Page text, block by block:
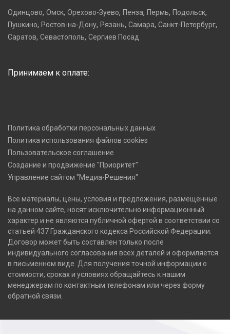
Одинцово, Омск, Орехово-Зуево, Пенза, Пермь, Подольск,
Пушкино, Ростов-на-Дону, Рязань, Самара, Санкт-Петербург,
Саратов, Севастополь, Сергиев Посад
Принимаем к оплате:
Политика обработки персональных данных
Политика использования файлов cookies
Пользовательское соглашение
Создание и продвижение "Приоритет"
Управление сайтом "Медиа-Решения"
Все материалы, цены, условия и предложения, размещенные
на данном сайте, носят исключительно информационный
характер и не являются публичной офертой в соответствии со
статьей 437 Гражданского кодекса Российской Федерации.
Договор может быть составлен только после
индивидуального согласования всех деталей и оформляется
в письменном виде. Для получения точной информации о
стоимости, сроках и условиях обращайтесь к нашим
менеджерам по контактным телефонам или через форму
обратной связи.